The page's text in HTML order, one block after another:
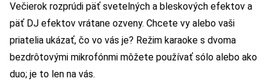
Večierok rozprúdi päť svetelných a bleskových efektov a
päť DJ efektov vrátane ozveny. Chcete vy alebo vaši
priatelia ukázať, čo vo vás je? Režim karaoke s dvoma
bezdrôtovými mikrofónmi môžete používať sólo alebo ako
duo; je to len na vás.